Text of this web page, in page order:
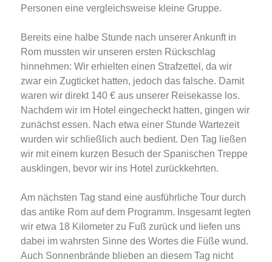
Personen eine vergleichsweise kleine Gruppe.
Bereits eine halbe Stunde nach unserer Ankunft in
Rom mussten wir unseren ersten Rückschlag
hinnehmen: Wir erhielten einen Strafzettel, da wir
zwar ein Zugticket hatten, jedoch das falsche. Damit
waren wir direkt 140 € aus unserer Reisekasse los.
Nachdem wir im Hotel eingecheckt hatten, gingen wir
zunächst essen. Nach etwa einer Stunde Wartezeit
wurden wir schließlich auch bedient. Den Tag ließen
wir mit einem kurzen Besuch der Spanischen Treppe
ausklingen, bevor wir ins Hotel zurückkehrten.
Am nächsten Tag stand eine ausführliche Tour durch
das antike Rom auf dem Programm. Insgesamt legten
wir etwa 18 Kilometer zu Fuß zurück und liefen uns
dabei im wahrsten Sinne des Wortes die Füße wund.
Auch Sonnenbrände blieben an diesem Tag nicht